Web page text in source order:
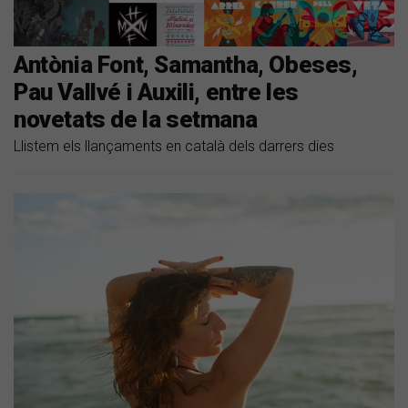
Antònia Font, Samantha, Obeses,
Pau Vallvé i Auxili, entre les
novetats de la setmana
Llistem els llançaments en català dels darrers dies